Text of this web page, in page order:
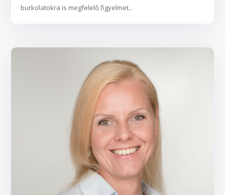
burkolatokra is megfelelő figyelmet...